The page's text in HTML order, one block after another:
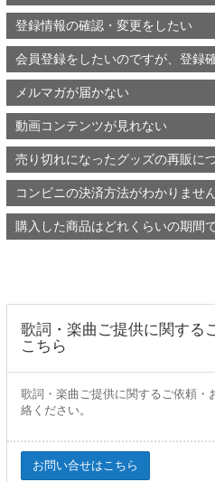
登録情報の確認・変更をしたい
会員登録をしたいのですが、登録
メルマガが届かない
動画コンテンツが見れない
売り切れになったグッズの再販に
コンビニの決済方法がわかりませ
購入した商品はどれくらいの期間
歌詞・楽曲ご提供に関する
こちら
歌詞・楽曲ご提供に関するご依頼・
絡ください。
お問い合せはこちら